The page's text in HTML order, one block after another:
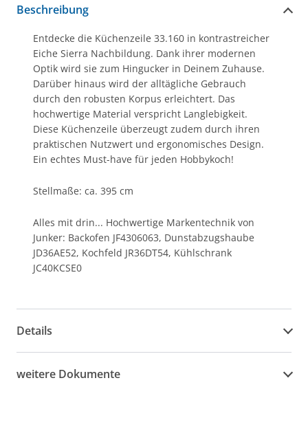
Beschreibung
Entdecke die Küchenzeile 33.160 in kontrastreicher
Eiche Sierra Nachbildung. Dank ihrer modernen
Optik wird sie zum Hingucker in Deinem Zuhause.
Darüber hinaus wird der alltägliche Gebrauch
durch den robusten Korpus erleichtert. Das
hochwertige Material verspricht Langlebigkeit.
Diese Küchenzeile überzeugt zudem durch ihren
praktischen Nutzwert und ergonomisches Design.
Ein echtes Must-have für jeden Hobbykoch!
Stellmaße: ca. 395 cm
Alles mit drin... Hochwertige Markentechnik von
Junker: Backofen JF4306063, Dunstabzugshaube
JD36AE52, Kochfeld JR36DT54, Kühlschrank
JC40KCSE0
Details
weitere Dokumente